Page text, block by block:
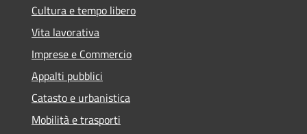
Cultura e tempo libero
Vita lavorativa
Imprese e Commercio
Appalti pubblici
Catasto e urbanistica
Mobilità e trasporti